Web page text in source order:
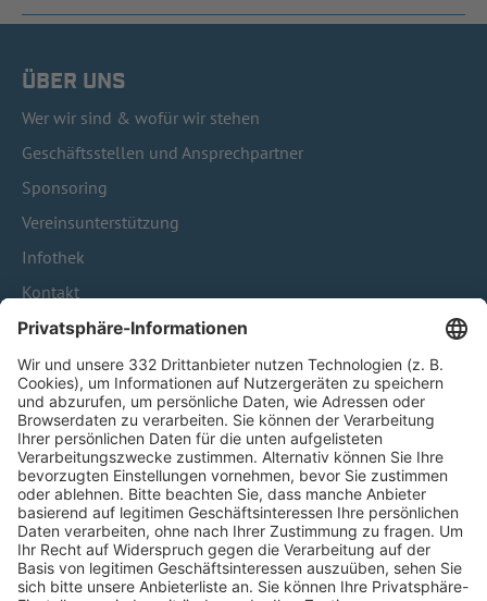
ÜBER UNS
Wer wir sind & wofür wir stehen
Geschäftsstellen und Ansprechpartner
Sponsoring
Vereinsunterstützung
Infothek
Kontakt
HÄUFIG BESUCHTE SEITEN
Pässe und Vereinswechsel
Trainerausbildung
Schulungsangebot Vereinsmitarbeiter
BFV-Geschäftsstellen
Trainerbörse
Login SpielPlus